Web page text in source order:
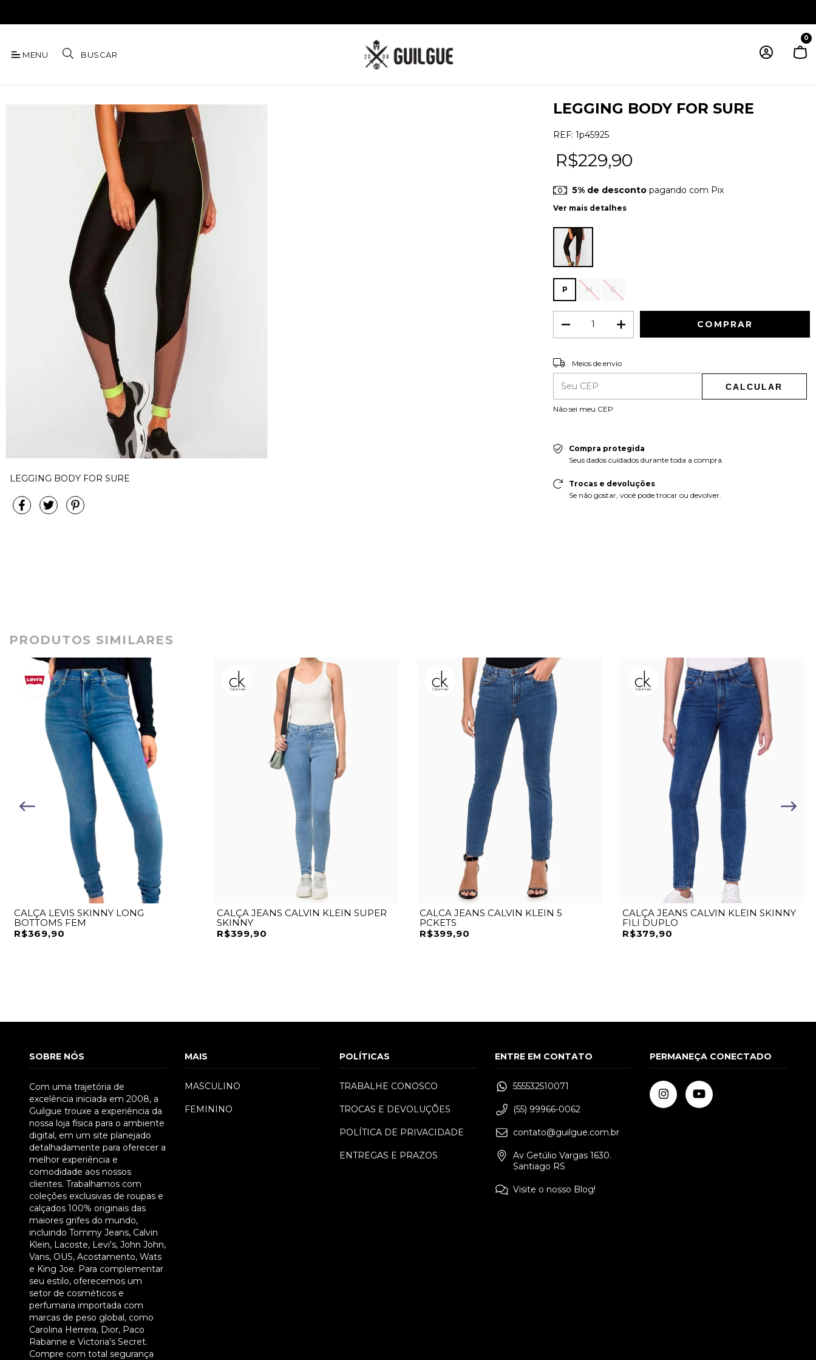
MENU BUSCAR
0
LEGGING BODY FOR SURE
LEGGING BODY FOR SURE
REF: 1p45925
R$229,90
5% de desconto pagando com Pix
Ver mais detalhes
P M G
Entregas para o CEP:
Meios de envio
CALCULAR
Não sei meu CEP
Compra protegida
Seus dados cuidados durante toda a compra.
Trocas e devoluções
Se não gostar, você pode trocar ou devolver.
PRODUTOS SIMILARES
36 38 40 42 44 41
CALÇA LEVIS SKINNY LONG
BOTTOMS FEM
R$369,90
CALÇA JEANS CALVIN KLEIN SUPER
SKINNY
R$399,90
CALCA JEANS CALVIN KLEIN 5
PCKETS
R$399,90
CALÇA JEANS CALVIN KLEIN SKINNY
FILI DUPLO
R$379,90
SOBRE NÓS
Com uma trajetória de
excelência iniciada em 2008, a
Guilgue trouxe a experiência da
nossa loja física para o ambiente
digital, em um site planejado
detalhadamente para oferecer a
melhor experiência e
comodidade aos nossos
clientes. Trabalhamos com
coleções exclusivas de roupas e
calçados 100% originais das
maiores grifes do mundo,
incluindo Tommy Jeans, Calvin
Klein, Lacoste, Levi's, John John,
Vans, OUS, Acostamento, Wats
e King Joe. Para complementar
seu estilo, oferecemos um
setor de cosméticos e
perfumaria importada com
marcas de peso global, como
Carolina Herrera, Dior, Paco
Rabanne e Victoria's Secret.
Compre com total segurança
MAIS
MASCULINO
FEMININO
POLÍTICAS
TRABALHE CONOSCO
TROCAS E DEVOLUÇÕES
POLÍTICA DE PRIVACIDADE
ENTREGAS E PRAZOS
ENTRE EM CONTATO
555532510071
(55) 99966-0062
contato@guilgue.com.br
Av Getúlio Vargas 1630.
Santiago RS
Visite o nosso Blog!
PERMANEÇA CONECTADO